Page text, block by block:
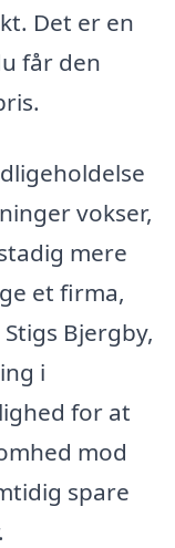
Det er en
får den
vokser,
mere
et firma,
Bjergby,
i
for at
mod
spare